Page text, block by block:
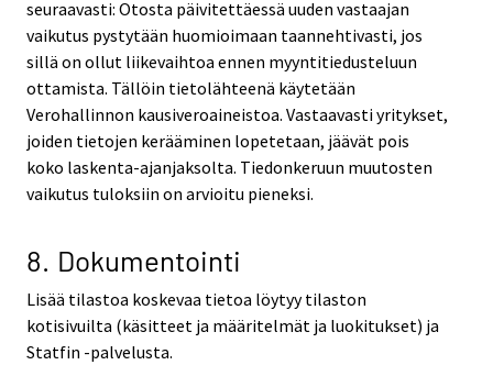
seuraavasti: Otosta päivitettäessä uuden vastaajan
vaikutus pystytään huomioimaan taannehtivasti, jos
sillä on ollut liikevaihtoa ennen myyntitiedusteluun
ottamista. Tällöin tietolähteenä käytetään
Verohallinnon kausiveroaineistoa. Vastaavasti yritykset,
joiden tietojen kerääminen lopetetaan, jäävät pois
koko laskenta-ajanjaksolta. Tiedonkeruun muutosten
vaikutus tuloksiin on arvioitu pieneksi.
8. Dokumentointi
Lisää tilastoa koskevaa tietoa löytyy tilaston
kotisivuilta (käsitteet ja määritelmät ja luokitukset) ja
Statfin -palvelusta.